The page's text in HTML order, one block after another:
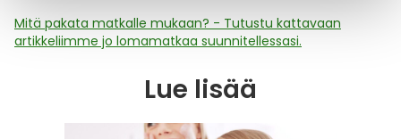
Mitä pakata matkalle mukaan? - Tutustu kattavaan
artikkeliimme jo lomamatkaa suunnitellessasi.
Lue lisää